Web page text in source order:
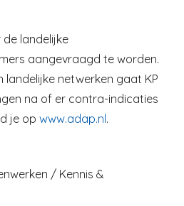
landelijke
aangevraagd te worden.
landelijke netwerken gaat KP
na of er contra-indicaties
je op www.adap.nl.
/ Kennis &